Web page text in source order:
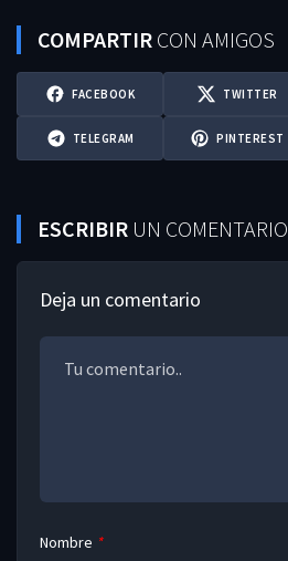
COMPARTIR CON AMIGOS
FACEBOOK TWITTER
TELEGRAM PINTEREST
ESCRIBIR UN COMENTARIO
Deja un comentario
Nombre *